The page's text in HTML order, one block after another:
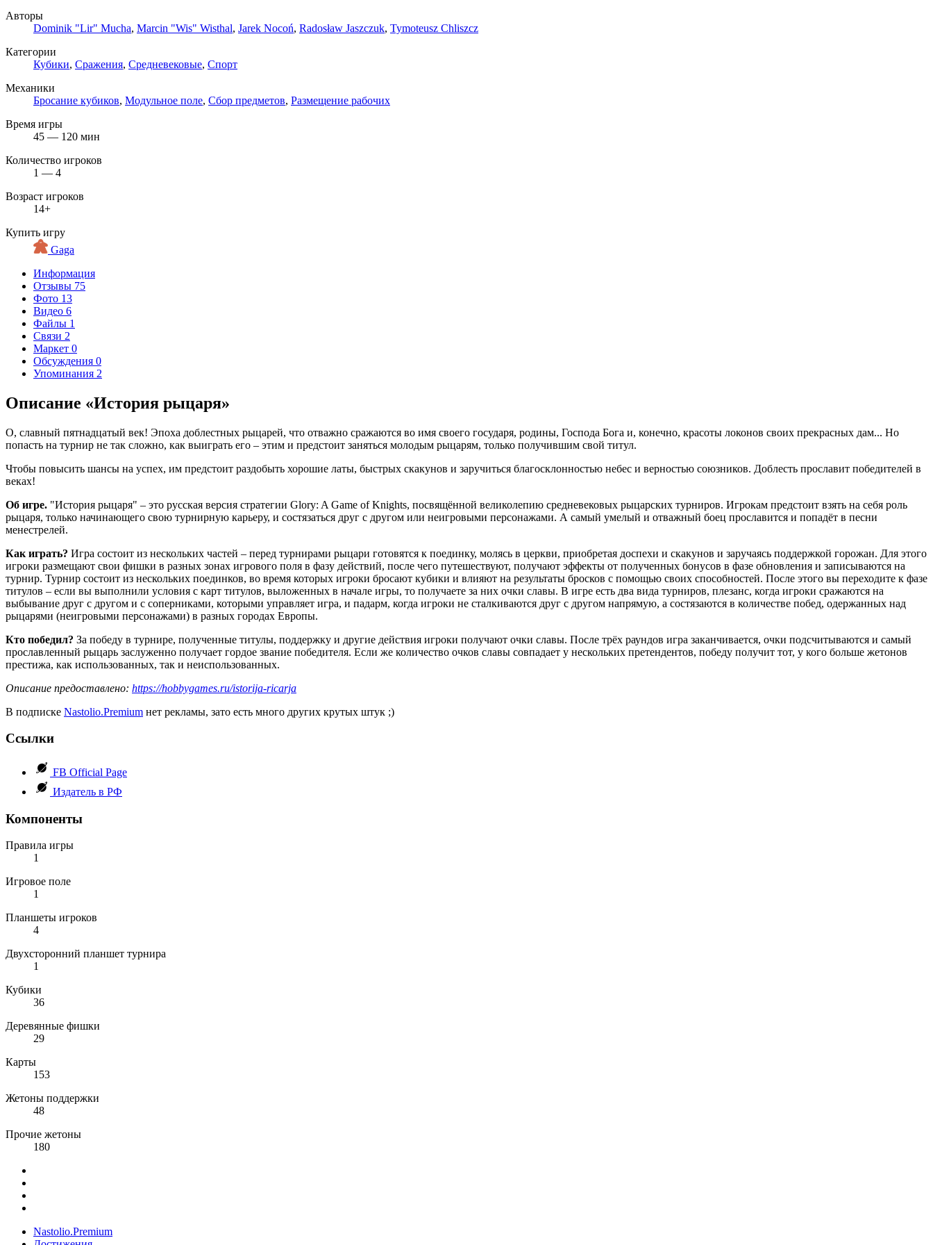
Авторы
Dominik "Lir" Mucha, Marcin "Wis" Wisthal, Jarek Nocoń, Radosław Jaszczuk, Tymoteusz Chliszcz
Категории
Кубики, Сражения, Средневековые, Спорт
Механики
Бросание кубиков, Модульное поле, Сбор предметов, Размещение рабочих
Время игры
45 — 120 мин
Количество игроков
1 — 4
Возраст игроков
14+
Купить игру
Gaga
Информация
Отзывы 75
Фото 13
Видео 6
Файлы 1
Связи 2
Маркет 0
Обсуждения 0
Упоминания 2
Описание «История рыцаря»
О, славный пятнадцатый век! Эпоха доблестных рыцарей, что отважно сражаются во имя своего государя, родины, Господа Бога и, конечно, красоты локонов своих прекрасных дам... Но
попасть на турнир не так сложно, как выиграть его – этим и предстоит заняться молодым рыцарям, только получившим свой титул.
Чтобы повысить шансы на успех, им предстоит раздобыть хорошие латы, быстрых скакунов и заручиться благосклонностью небес и верностью союзников. Доблесть прославит победителей в
веках!
Об игре. "История рыцаря" – это русская версия стратегии Glory: A Game of Knights, посвящённой великолепию средневековых рыцарских турниров. Игрокам предстоит взять на себя роль
рыцаря, только начинающего свою турнирную карьеру, и состязаться друг с другом или неигровыми персонажами. А самый умелый и отважный боец прославится и попадёт в песни
менестрелей.
Как играть? Игра состоит из нескольких частей – перед турнирами рыцари готовятся к поединку, молясь в церкви, приобретая доспехи и скакунов и заручаясь поддержкой горожан. Для этого
игроки размещают свои фишки в разных зонах игрового поля в фазу действий, после чего путешествуют, получают эффекты от полученных бонусов в фазе обновления и записываются на
турнир. Турнир состоит из нескольких поединков, во время которых игроки бросают кубики и влияют на результаты бросков с помощью своих способностей. После этого вы переходите к фазе
титулов – если вы выполнили условия с карт титулов, выложенных в начале игры, то получаете за них очки славы. В игре есть два вида турниров, плезанс, когда игроки сражаются на
выбывание друг с другом и с соперниками, которыми управляет игра, и падарм, когда игроки не сталкиваются друг с другом напрямую, а состязаются в количестве побед, одержанных над
рыцарями (неигровыми персонажами) в разных городах Европы.
Кто победил? За победу в турнире, полученные титулы, поддержку и другие действия игроки получают очки славы. После трёх раундов игра заканчивается, очки подсчитываются и самый
прославленный рыцарь заслуженно получает гордое звание победителя. Если же количество очков славы совпадает у нескольких претендентов, победу получит тот, у кого больше жетонов
престижа, как использованных, так и неиспользованных.
Описание предоставлено: https://hobbygames.ru/istorija-ricarja
В подписке Nastolio.Premium нет рекламы, зато есть много других крутых штук ;)
Ссылки
FB Official Page
Издатель в РФ
Компоненты
Правила игры
1
Игровое поле
1
Планшеты игроков
4
Двухсторонний планшет турнира
1
Кубики
36
Деревянные фишки
29
Карты
153
Жетоны поддержки
48
Прочие жетоны
180
Nastolio.Premium